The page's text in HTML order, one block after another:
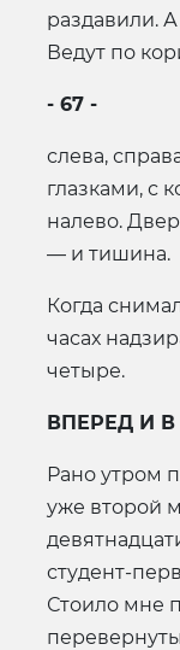
раздавили. А
Ведут по
- 67 -
слева,
глазками, с
налево.
— и тишина.
Когда
часах
четыре.
ВПЕРЕД И
Рано утром
уже второй
студент-
Стоило мне